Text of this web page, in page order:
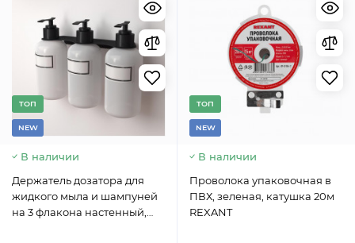
TОП
NEW
В наличии
Держатель дозатора для
жидкого мыла и шампуней
на 3 флакона настенный,
TОП
NEW
В наличии
Проволока упаковочная в
ПВХ, зеленая, катушка 20м
REXANT